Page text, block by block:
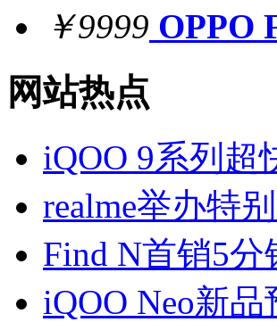
￥9999 OPPO
网站热点
iQOO 9系列超
realme举办特
Find N首销5分
iQOO Neo新品